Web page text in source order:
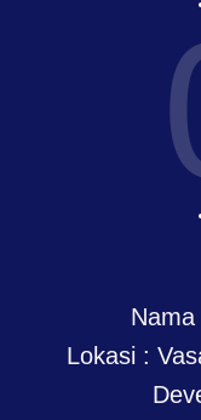
Lokasi :